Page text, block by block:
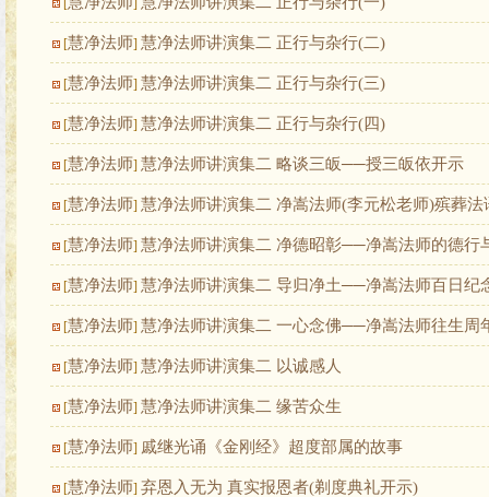
[慧净法师] 慧净法师讲演集二 正行与杂行(二)
[慧净法师] 慧净法师讲演集二 正行与杂行(三)
[慧净法师] 慧净法师讲演集二 正行与杂行(四)
[慧净法师] 慧净法师讲演集二 略谈三皈──授三皈依开示
[慧净法师] 慧净法师讲演集二 净嵩法师(李元松老师)殡葬法
[慧净法师] 慧净法师讲演集二 净德昭彰──净嵩法师的德行
[慧净法师] 慧净法师讲演集二 导归净土──净嵩法师百日纪
[慧净法师] 慧净法师讲演集二 一心念佛──净嵩法师往生周
[慧净法师] 慧净法师讲演集二 以诚感人
[慧净法师] 慧净法师讲演集二 缘苦众生
[慧净法师] 戚继光诵《金刚经》超度部属的故事
[慧净法师] 弃恩入无为 真实报恩者(剃度典礼开示)